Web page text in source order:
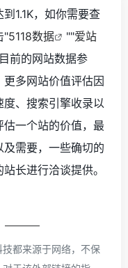
1.1K，如你需要查
"5118数据 ""爱站
前的网站数据参
多网站价值评估因
、搜索引擎收录以
一个站的价值，最
需要，一些确切的
长进行洽谈提供。
都来源于网络，不保